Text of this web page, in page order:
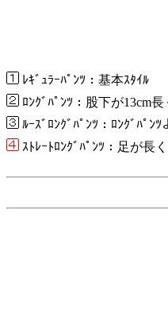
ﾚｷﾞｭﾗｰﾊﾟﾝﾂ：基本ｽﾀｲﾙ
ﾛﾝｸﾞﾊﾟﾝﾂ：股下が13cm長
ﾙｰｽﾞﾛﾝｸﾞﾊﾟﾝﾂ：ﾛﾝｸﾞﾊﾟﾝ
ｽﾄﾚｰﾄﾛﾝｸﾞﾊﾟﾝﾂ：足が長